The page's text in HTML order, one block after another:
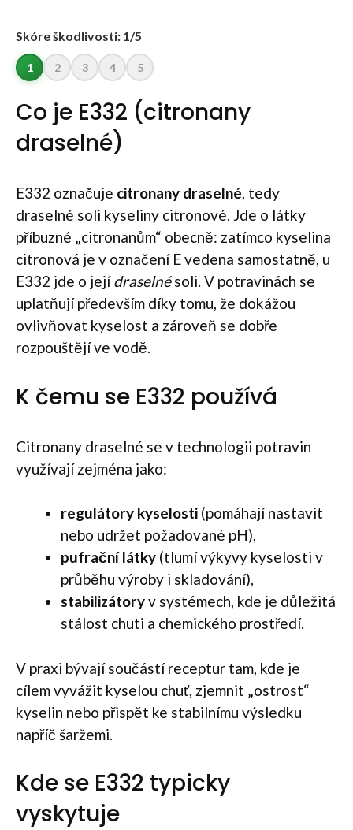
Skóre škodlivosti: 1/5
1 2 3 4 5
Co je E332 (citronany
draselné)
E332 označuje citronany draselné, tedy
draselné soli kyseliny citronové. Jde o látky
příbuzné „citronanům“ obecně: zatímco kyselina
citronová je v označení E vedena samostatně, u
E332 jde o jejídraselnésoli. V potravinách se
uplatňují především díky tomu, že dokážou
ovlivňovat kyselost a zároveň se dobře
rozpouštějí ve vodě.
K čemu se E332 používá
Citronany draselné se v technologii potravin
využívají zejména jako:
regulátory kyselosti (pomáhají nastavit
nebo udržet požadované pH),
pufrační látky (tlumí výkyvy kyselosti v
průběhu výroby i skladování),
stabilizátoryv systémech, kde je důležitá
stálost chuti a chemického prostředí.
V praxi bývají součástí receptur tam, kde je
cílem vyvážit kyselou chuť, zjemnit „ostrost“
kyselin nebo přispět ke stabilnímu výsledku
napříč šaržemi.
Kde se E332 typicky
vyskytuje